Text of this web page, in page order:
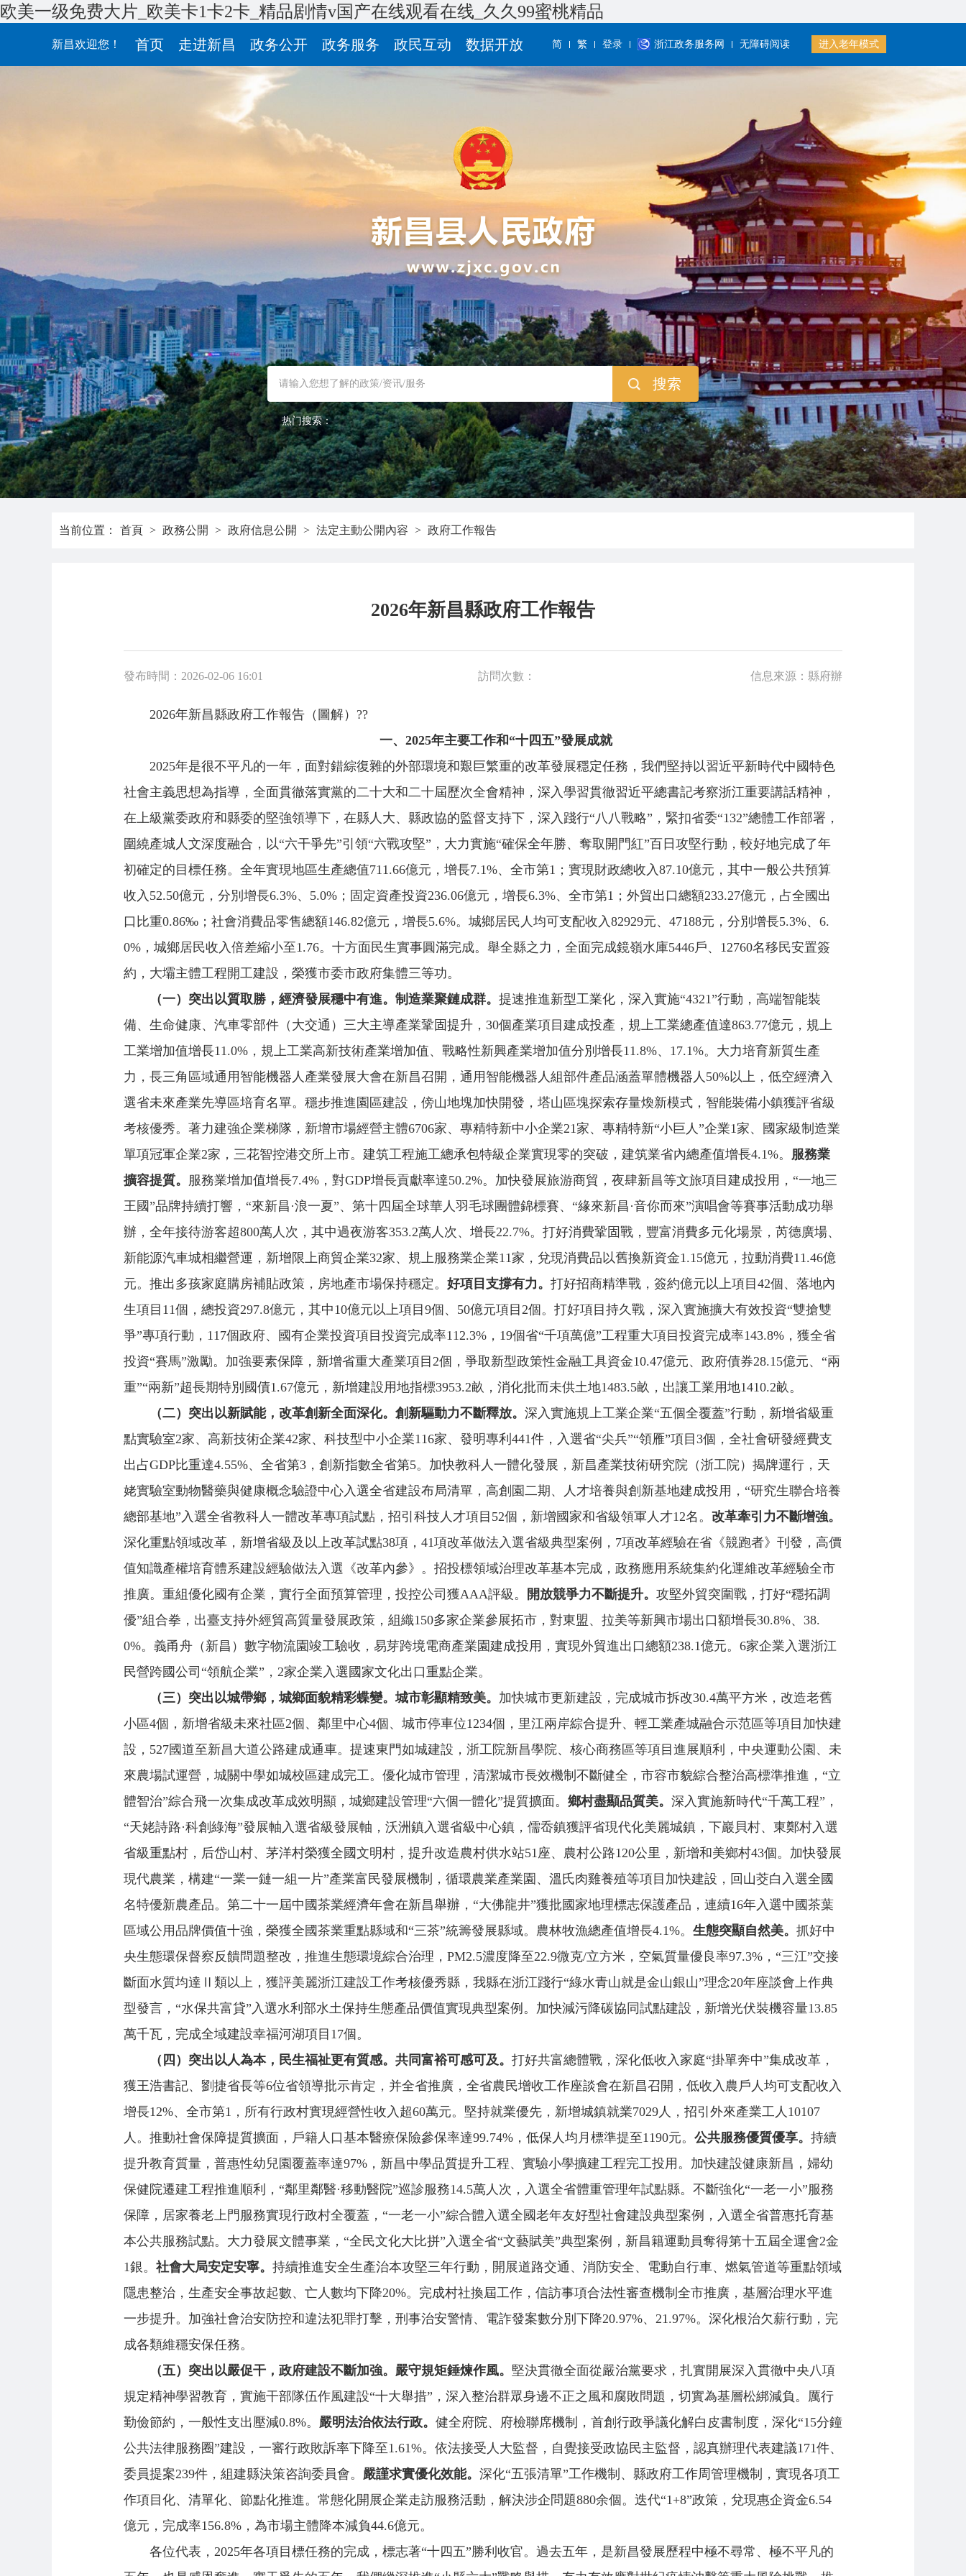
欧美一级免费大片_欧美卡1卡2卡_精品剧情v国产在线观看在线_久久99蜜桃精品
新昌欢迎您！ 首页 走进新昌 政务公开 政务服务 政民互动 数据开放 简 繁 登录 浙江政务服务网 无障碍阅读 进入老年模式
热门搜索：
当前位置： 首頁 > 政務公開 > 政府信息公開 > 法定主動公開內容 > 政府工作報告
2026年新昌縣政府工作報告
發布時間：2026-02-06 16:01 訪問次數： 信息來源：縣府辦
2026年新昌縣政府工作報告（圖解） ??
一、2025年主要工作和“十 四五”發展成就
2025年是很不平凡的一年，面對錯綜復雜的外部環境和艱巨繁重的改革發展穩定任務，我們堅持以習近平新時代中國特色
社會主義思想為指導，全面貫徹落實黨的二十大和二十屆歷次全會精神，深入學習貫徹習近平總書記考察浙江重要講話精神，
在上級黨委政府和縣委的堅強領導下，在縣人大、縣政協的監督支持下，深入踐行“八八戰略”，緊扣省委“132”總體工作部署，
圍繞產城人文深度融合，以“六干爭先”引領“六戰攻堅”，大力實施“確保全年勝、奪取開門紅”百日攻堅行動，較好地完成了年
初確定的目標任務。全年實現地區生產總值711.66億元，增長7.1%、全市第1；實現財政總收入87.10億元，其中一般公共預算
收入52.50億元，分別增長6.3%、5.0%；固定資產投資236.06億元，增長6.3%、全市第1；外貿出口總額233.27億元，占全國出
口比重0.86‰；社會消費品零售總額146.82億元，增長5.6%。城鄉居民人均可支配收入82929元、47188元，分別增長5.3%、6.
0%，城鄉居民收入倍差縮小至1.76。十方面民生實事圓滿完成。舉全縣之力，全面完成鏡嶺水庫5446戶、12760名移民安置簽
約，大壩主體工程開工建設，榮獲市委市政府集體三等功。
（一）突出以質取勝，經濟發展穩中有進。 制造業聚鏈成群。 提速推進新型工業化，深入實施“4321”行動，高端智能裝
備、生命健康、汽車零部件（大交通）三大主導產業鞏固提升，30個產業項目建成投產，規上工業總產值達863.77億元，規上
工業增加值增長11.0%，規上工業高新技術產業增加值、戰略性新興產業增加值分別增長11.8%、17.1%。大力培育新質生產
力，長三角區域通用智能機器人產業發展大會在新昌召開，通用智能機器人組部件產品涵蓋單體機器人50%以上，低空經濟入
選省未來產業先導區培育名單。穩步推進園區建設，傍山地塊加快開發，塔山區塊探索存量煥新模式，智能裝備小鎮獲評省級
考核優秀。著力建強企業梯隊，新增市場經營主體6706家、專精特新中小企業21家、專精特新“小巨人”企業1家、國家級制造業
單項冠軍企業2家，三花智控港交所上市。建筑工程施工總承包特級企業實現零的突破，建筑業省內總產值增長4.1%。 服務業
擴容提質。 服務業增加值增長7.4%，對GDP增長貢獻率達50.2%。加快發展旅游商貿，夜肆新昌等文旅項目建成投用，“一地三
王國”品牌持續打響，“來新昌·浪一夏”、第十四屆全球華人羽毛球團體錦標賽、“緣來新昌·音你而來”演唱會等賽事活動成功舉
辦，全年接待游客超800萬人次，其中過夜游客353.2萬人次、增長22.7%。打好消費鞏固戰，豐富消費多元化場景，芮德廣場、
新能源汽車城相繼營運，新增限上商貿企業32家、規上服務業企業11家，兌現消費品以舊換新資金1.15億元，拉動消費11.46億
元。推出多孩家庭購房補貼政策，房地產市場保持穩定。 好項目支撐有力。 打好招商精準戰，簽約億元以上項目42個、落地內
生項目11個，總投資297.8億元，其中10億元以上項目9個、50億元項目2個。打好項目持久戰，深入實施擴大有效投資“雙搶雙
爭”專項行動，117個政府、國有企業投資項目投資完成率112.3%，19個省“千項萬億”工程重大項目投資完成率143.8%，獲全省
投資“賽馬”激勵。加強要素保障，新增省重大產業項目2個，爭取新型政策性金融工具資金10.47億元、政府債券28.15億元、“兩
重”“兩新”超長期特別國債1.67億元，新增建設用地指標3953.2畝，消化批而未供土地1483.5畝，出讓工業用地1410.2畝。
（二）突出以新賦能，改革創新全面深化。 創新驅動力不斷釋放。 深入實施規上工業企業“五個全覆蓋”行動，新增省級重
點實驗室2家、高新技術企業42家、科技型中小企業116家、發明專利441件，入選省“尖兵”“領雁”項目3個，全社會研發經費支
出占GDP比重達4.55%、全省第3，創新指數全省第5。加快教科人一體化發展，新昌產業技術研究院（浙工院）揭牌運行，天
姥實驗室動物醫藥與健康概念驗證中心入選全省建設布局清單，高創園二期、人才培養與創新基地建成投用，“研究生聯合培養
總部基地”入選全省教科人一體改革專項試點，招引科技人才項目52個，新增國家和省級領軍人才12名。 改革牽引力不斷增強。
深化重點領域改革，新增省級及以上改革試點38項，41項改革做法入選省級典型案例，7項改革經驗在省《競跑者》刊發，高價
值知識產權培育體系建設經驗做法入選《改革內參》。招投標領域治理改革基本完成，政務應用系統集約化運維改革經驗全市
推廣。重組優化國有企業，實行全面預算管理，投控公司獲AAA評級。
開放競爭力不斷提升。 攻堅外貿突圍戰，打好“穩拓調
優”組合拳，出臺支持外經貿高質量發展政策，組織150多家企業參展拓市，對東盟、拉美等新興市場出口額增長30.8%、38.
0%。義甬舟（新昌）數字物流園竣工驗收，易芽跨境電商產業園建成投用，實現外貿進出口總額238.1億元。6家企業入選浙江
民營跨國公司“領航企業”，2家企業入選國家文化出口重點企業。
（三）突出以城帶鄉，城鄉面貌精彩蝶變。城市彰顯精致美。 加快城市更新建設，完成城市拆改30.4萬平方米，改造老舊
小區4個，新增省級未來社區2個、鄰里中心4個、城市停車位1234個，里江兩岸綜合提升、輕工業產城融合示范區等項目加快建
設，527國道至新昌大道公路建成通車。提速東門如城建設，浙工院新昌學院、核心商務區等項目進展順利，中央運動公園、未
來農場試運營，城關中學如城校區建成完工。優化城市管理，清潔城市長效機制不斷健全，市容市貌綜合整治高標準推進，“立
體智治”綜合飛一次集成改革成效明顯，城鄉建設管理“六個一體化”提質擴面。 鄉村盡顯品質美。 深入實施新時代“千萬工程”，
“天姥詩路·科創綠海”發展軸入選省級發展軸，沃洲鎮入選省級中心鎮，儒岙鎮獲評省現代化美麗城鎮，下巖貝村、東鄭村入選
省級重點村，后岱山村、茅洋村榮獲全國文明村，提升改造農村供水站51座、農村公路120公里，新增和美鄉村43個。加快發展
現代農業，構建“一業一鏈一組一片”產業富民發展機制，循環農業產業園、溫氏肉雞養殖等項目加快建設，回山茭白入選全國
名特優新農產品。第二十一屆中國茶業經濟年會在新昌舉辦，“大佛龍井”獲批國家地理標志保護產品，連續16年入選中國茶葉
區域公用品牌價值十強，榮獲全國茶業重點縣域和“三茶”統籌發展縣域。農林牧漁總產值增長4.1%。 生態突顯自然美。 抓好中
央生態環保督察反饋問題整改，推進生態環境綜合治理，PM2.5濃度降至22.9微克/立方米，空氣質量優良率97.3%，“三江”交接
斷面水質均達Ⅱ類以上，獲評美麗浙江建設工作考核優秀縣，我縣在浙江踐行“綠水青山就是金山銀山”理念20年座談會上作典
型發言，“水保共富貸”入選水利部水土保持生態產品價值實現典型案例。加快減污降碳協同試點建設，新增光伏裝機容量13.85
萬千瓦，完成全域建設幸福河湖項目17個。
（四）突出以人為本，民生福祉更有質感。 共同富裕可感可及。 打好共富總體戰，深化低收入家庭“掛單奔中”集成改革，
獲王浩書記、劉捷省長等6位省領導批示肯定，并全省推廣，全省農民增收工作座談會在新昌召開，低收入農戶人均可支配收入
增長12%、全市第1，所有行政村實現經營性收入超60萬元。堅持就業優先，新增城鎮就業7029人，招引外來產業工人10107
人。推動社會保障提質擴面，戶籍人口基本醫療保險參保率達99.74%，低保人均月標準提至1190元。 公共服務優質優享。 持續
提升教育質量，普惠性幼兒園覆蓋率達97%，新昌中學品質提升工程、實驗小學擴建工程完工投用。加快建設健康新昌，婦幼
保健院遷建工程推進順利，“鄰里鄰醫·移動醫院”巡診服務14.5萬人次，入選全省體重管理年試點縣。不斷強化“一老一小”服務
保障，居家養老上門服務實現行政村全覆蓋，“一老一小”綜合體入選全國老年友好型社會建設典型案例，入選全省普惠托育基
本公共服務試點。大力發展文體事業，“全民文化大比拼”入選全省“文藝賦美”典型案例，新昌籍運動員奪得第十五屆全運會2金
1銀。 社會大局安定安寧。 持續推進安全生產治本攻堅三年行動，開展道路交通、消防安全、電動自行車、燃氣管道等重點領域
隱患整治，生產安全事故起數、亡人數均下降20%。完成村社換屆工作，信訪事項合法性審查機制全市推廣，基層治理水平進
一步提升。加強社會治安防控和違法犯罪打擊，刑事治安警情、電詐發案數分別下降20.97%、21.97%。深化根治欠薪行動，完
成各類維穩安保任務。
（五）突出以嚴促干，政府建設不斷加強。 嚴守規矩錘煉作風。 堅決貫徹全面從嚴治黨要求，扎實開展深入貫徹中央八項
規定精神學習教育，實施干部隊伍作風建設“十大舉措”，深入整治群眾身邊不正之風和腐敗問題，切實為基層松綁減負。厲行
勤儉節約，一般性支出壓減0.8%。 嚴明法治依法行政。 健全府院、府檢聯席機制，首創行政爭議化解白皮書制度，深化“15分鐘
公共法律服務圈”建設，一審行政敗訴率下降至1.61%。依法接受人大監督，自覺接受政協民主監督，認真辦理代表建議171件、
委員提案239件，組建縣決策咨詢委員會。 嚴謹求實優化效能。 深化“五張清單”工作機制、縣政府工作周管理機制，實現各項工
作項目化、清單化、節點化推進。常態化開展企業走訪服務活動，解決涉企問題880余個。迭代“1+8”政策，兌現惠企資金6.54
億元，完成率156.8%，為市場主體降本減負44.6億元。
各位代表，2025年各項目標任務的完成，標志著“十四五”勝利收官。過去五年，是新昌發展歷程中極不尋常、極不平凡的